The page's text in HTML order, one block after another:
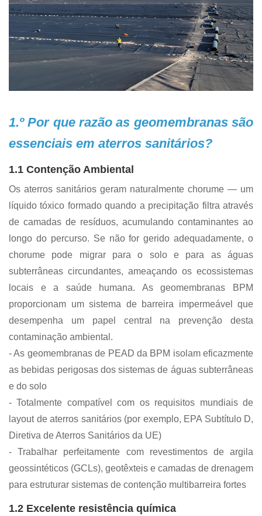
1.º Por que razão as geomembranas são
essenciais em aterros sanitários?
1.1 Contenção Ambiental
Os aterros sanitários geram naturalmente chorume — um
líquido tóxico formado quando a precipitação filtra através
de camadas de resíduos, acumulando contaminantes ao
longo do percurso. Se não for gerido adequadamente, o
chorume pode migrar para o solo e para as águas
subterrâneas circundantes, ameaçando os ecossistemas
locais e a saúde humana. As geomembranas BPM
proporcionam um sistema de barreira impermeável que
desempenha um papel central na prevenção desta
contaminação ambiental.
- As geomembranas de PEAD da BPM isolam eficazmente
as bebidas perigosas dos sistemas de águas subterrâneas
e do solo
- Totalmente compatível com os requisitos mundiais de
layout de aterros sanitários (por exemplo, EPA Subtítulo D,
Diretiva de Aterros Sanitários da UE)
- Trabalhar perfeitamente com revestimentos de argila
geossintéticos (GCLs), geotêxteis e camadas de drenagem
para estruturar sistemas de contenção multibarreira fortes
1.2 Excelente resistência química